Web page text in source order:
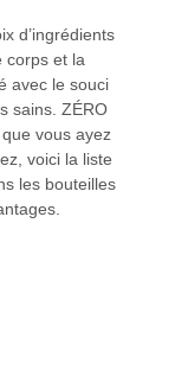
d’ingrédients
corps et la
avec le souci
sains. ZÉRO
vous ayez
voici la liste
les bouteilles